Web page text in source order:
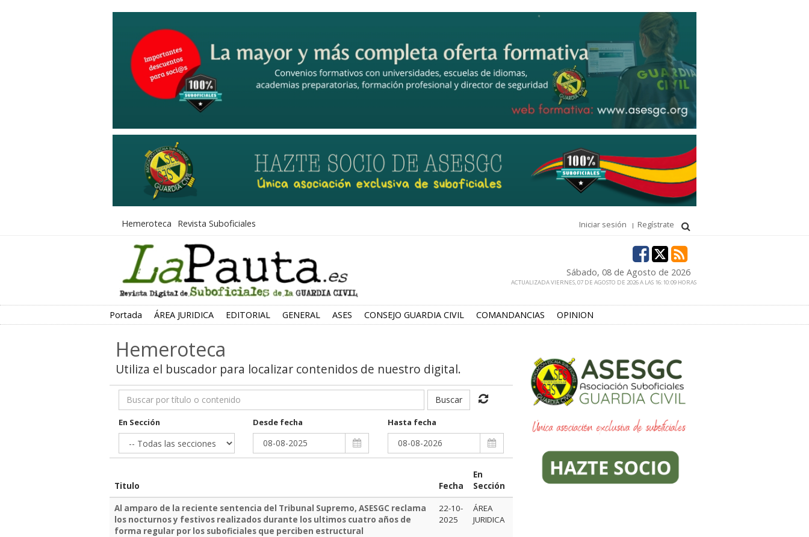
Hemeroteca Revista Suboficiales Iniciar sesión Regístrate
Sábado, 08 de Agosto de 2026
ACTUALIZADA VIERNES, 07 DE AGOSTO DE 2026 A LAS 16:10:09 HORAS
Portada ÁREA JURIDICA EDITORIAL GENERAL ASES CONSEJO GUARDIA CIVIL COMANDANCIAS OPINION
Hemeroteca
Utiliza el buscador para localizar contenidos de nuestro digital.
Buscar
En Sección Desde fecha Hasta fecha
Titulo Fecha
En
Sección
Al amparo de la reciente sentencia del Tribunal Supremo, ASESGC reclama
los nocturnos y festivos realizados durante los ultimos cuatro años de
forma regular por los suboficiales que perciben estructural
22-10-
2025
ÁREA
JURIDICA